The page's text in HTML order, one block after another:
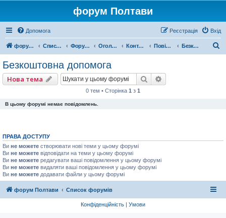
форум Полтави
Допомога Вхід
Реєстрація
форум Полтави Список форумів Форум міста Полтава Оголошення міста Полтава Контакти Повідомлення Безкоштовна допомога
Безкоштовна допомога
Нова тема Пошук
0 тем • Сторінка 1 з 1
В цьому форумі немає повідомлень.
ПРАВА ДОСТУПУ
Ви не можете створювати нові теми у цьому форумі
Ви не можете відповідати на теми у цьому форумі
Ви не можете редагувати ваші повідомлення у цьому форумі
Ви не можете видаляти ваші повідомлення у цьому форумі
Ви не можете додавати файли у цьому форумі
форум Полтави Список форумів
Конфіденційність | Умови